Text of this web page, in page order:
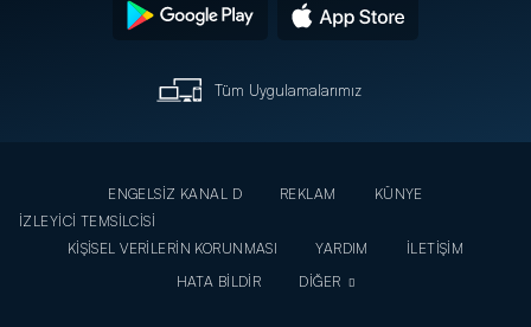
Tüm Uygulamalarımız
ENGELSİZ KANAL D REKLAM
KÜNYE
İZLEYİCİ TEMSİLCİSİ
KİŞİSEL VERİLERİN KORUNMASI
YARDIM
İLETİŞİM
HATA BİLDİR
DİĞER